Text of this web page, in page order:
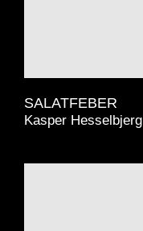
SALATFEBER
Kasper Hesselbjerg